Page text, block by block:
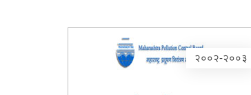
२००२-२००३